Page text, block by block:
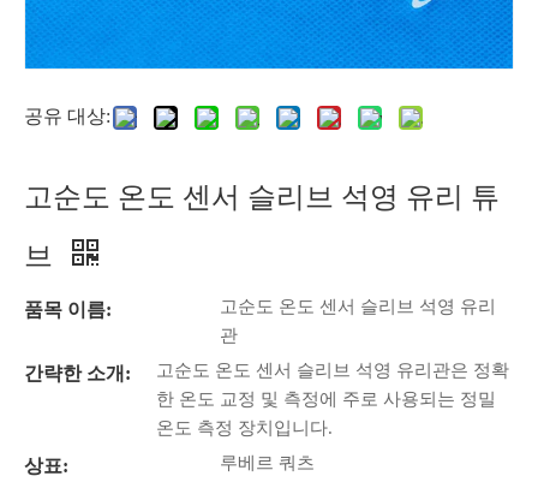
공유 대상:
고순도 온도 센서 슬리브 석영 유리 튜
브
품목 이름:
고순도 온도 센서 슬리브 석영 유리
관
간략한 소개:
고순도 온도 센서 슬리브 석영 유리관은 정확
한 온도 교정 및 측정에 주로 사용되는 정밀
온도 측정 장치입니다.
상표: 루베르 쿼츠